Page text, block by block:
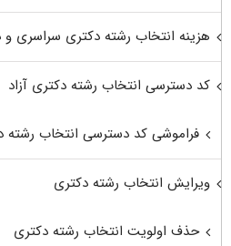
هزینه انتخاب رشته دکتری سراسری و
کد دسترسی انتخاب رشته دکتری آزاد
فراموشی کد دسترسی انتخاب رشته
ویرایش انتخاب رشته دکتری
حذف اولویت انتخاب رشته دکتری